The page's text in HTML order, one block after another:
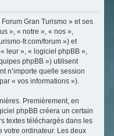
Gran Turismo » et ses
», « notre », « nos »,
fr.com/forum ») et
leur », « logiciel phpBB »,
phpBB ») utilisent
n’importe quelle session
« vos informations »).
Premièrement, en
phpBB créera un certain
textes téléchargés dans les
votre ordinateur. Les deux